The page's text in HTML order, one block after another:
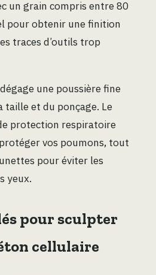
un grain compris entre 80
pour obtenir une finition
traces d’outils trop
une poussière fine
et du ponçage. Le
protection respiratoire
vos poumons, tout
pour éviter les
yeux.
pour sculpter
cellulaire